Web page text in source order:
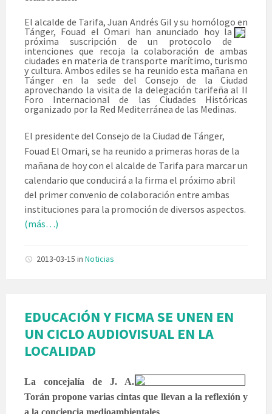
El alcalde de Tarifa, Juan Andrés Gil y su homólogo en
Tánger, Fouad el Omari hananunciado hoy la
próxima suscripción de un protocolo de
intenciones que recoja la colaboración de ambas
ciudades en materia de transporte marítimo, turismo
y cultura. Ambos ediles se ha reunido esta mañana en
Tánger en la sede del Consejo de la Ciudad
aprovechando la visita de la delegación tarifeña al II
Foro Internacional de las Ciudades Históricas
organizado por la Red Mediterránea de las Medinas.
El presidente del Consejo de la Ciudad de Tánger,
Fouad El Omari, se ha reunido a primeras horas de la
mañana de hoy con el alcalde de Tarifa para marcar un
calendario que conducirá a la firma el próximo abril
del primer convenio de colaboración entre ambas
instituciones para la promoción de diversos aspectos.
(más…)
2013-03-15 in Noticias
EDUCACIÓN Y FICMA SE UNEN EN
UN CICLO AUDIOVISUAL EN LA
LOCALIDAD
La concejalía de J. A.
Torán propone varias cintas que llevan a la reflexión y
a la conciencia medioambientales